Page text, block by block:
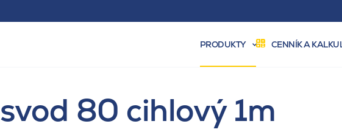
PRODUKTY CENNÍK A
svod 80 cihlový 1m